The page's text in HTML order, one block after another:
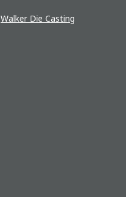
Walker Die Casting